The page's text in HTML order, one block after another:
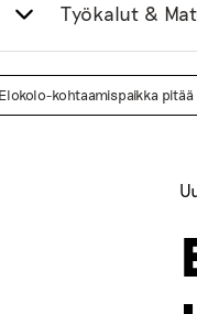
Työkalut &
Elokolo-kohtaamispaikka pitää